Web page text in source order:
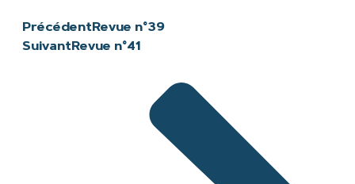
PrécédentRevue n°39
SuivantRevue n°41